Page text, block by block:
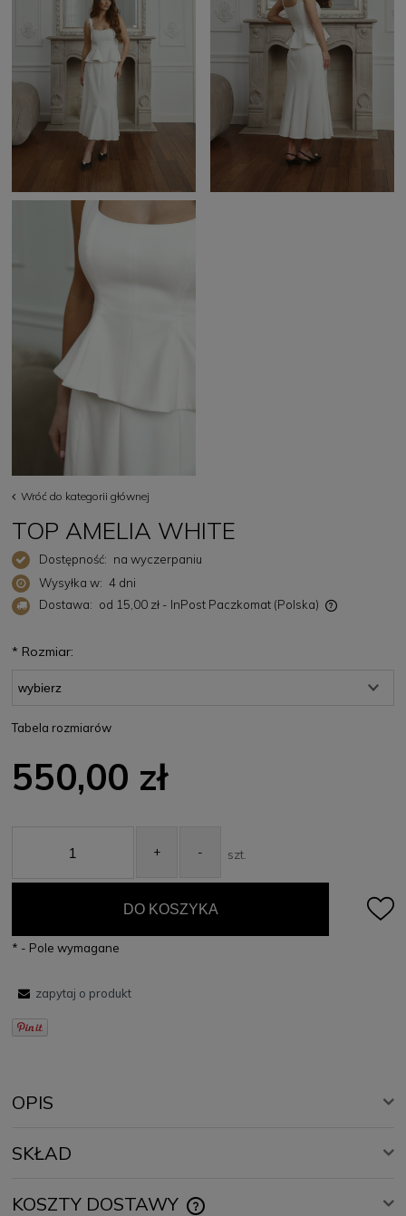
Wróć do kategorii głównej
TOP AMELIA WHITE
Dostępność: na wyczerpaniu
Wysyłka w: 4 dni
Dostawa: od 15,00 zł - InPost Paczkomat (Polska)
* Rozmiar:
Tabela rozmiarów
550,00 zł
+ - szt.
DO KOSZYKA
* - Pole wymagane
zapytaj o produkt
OPIS
Top damski Amelia – white
SKŁAD
KOSZTY DOSTAWY